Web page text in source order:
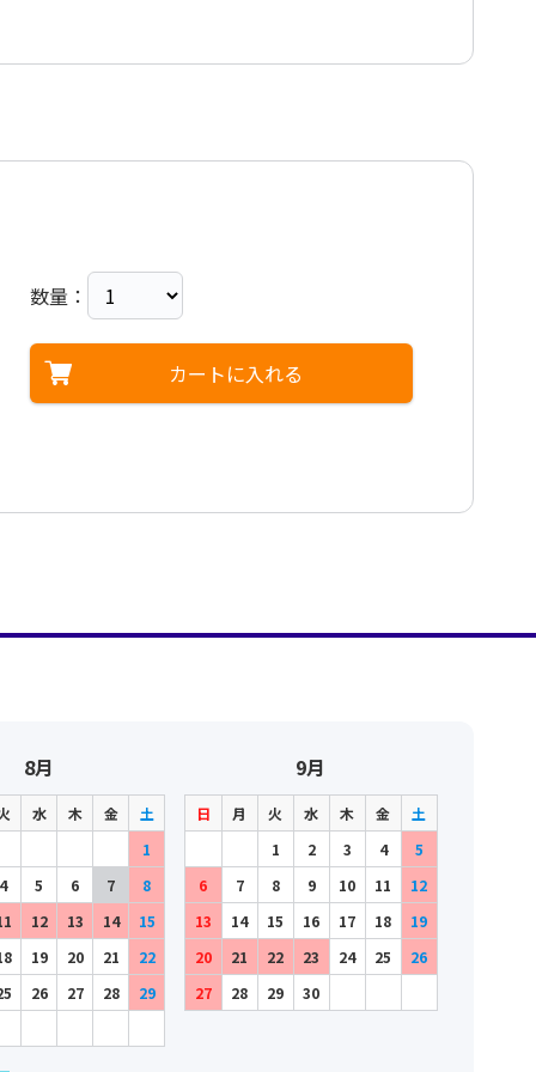
数量：
カートに入れる
8月
水 木 金
土
1
4 5 6 7
8
12 13 14
15
19 20 21
22
26 27 28
29
9月
日 月 火 水 木 金
土
1
2 3 4
5
6
7 8 9 10 11
12
13
14 15 16 17 18
19
20
21 22 23 24 25
26
27
28 29 30